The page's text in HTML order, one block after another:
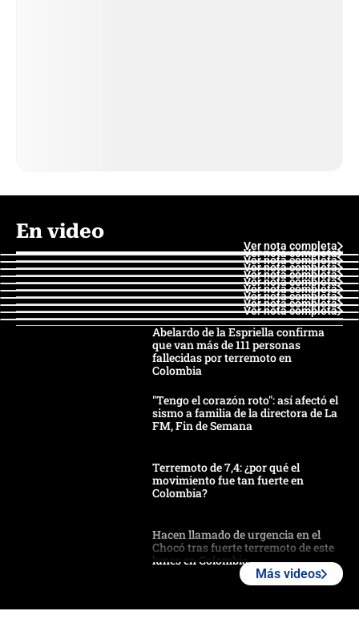
En video
Ver nota completa
Ver nota completa
Ver nota completa
Ver nota completa
Ver nota completa
Ver nota completa
Ver nota completa
Ver nota completa
Ver nota completa
Ver nota completa
Abelardo de la Espriella confirma
que van más de 111 personas
fallecidas por terremoto en
Colombia
"Tengo el corazón roto": así afectó el
sismo a familia de la directora de La
FM, Fin de Semana
Terremoto de 7,4: ¿por qué el
movimiento fue tan fuerte en
Colombia?
Hacen llamado de urgencia en el
Chocó tras fuerte terremoto de este
lunes en Colombia
Más videos